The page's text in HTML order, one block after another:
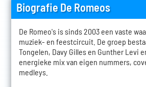
Biografie De Romeos
De Romeo's is sinds 2003 een vaste
muziek- en feestcircuit. De groep
Tongelen, Davy Gilles en Gunther Levi
energieke mix van eigen nummers,
medleys.